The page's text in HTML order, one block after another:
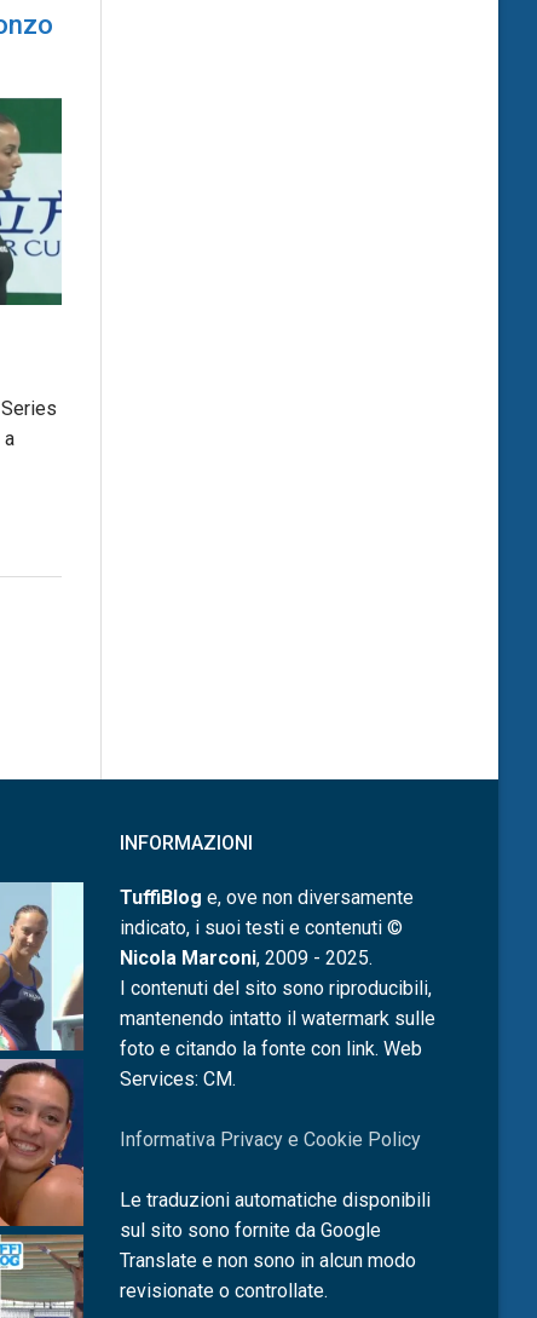
INFORMAZIONI
TuffiBlog e, ove non diversamente
indicato, i suoi testi e contenuti ©
Nicola Marconi, 2009 - 2025.
I contenuti del sito sono riproducibili,
mantenendo intatto il watermark sulle
foto e citando la fonte con link. Web
Services: CM.
Informativa Privacy e Cookie Policy
Le traduzioni automatiche disponibili
sul sito sono fornite da Google
Translate e non sono in alcun modo
revisionate o controllate.